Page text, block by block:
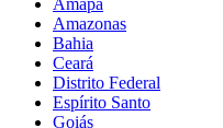
Amazonas
Bahia
Ceará
Distrito Federal
Espírito Santo
Goiás